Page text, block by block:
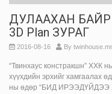
ДУЛААХАН
3D Plan ЗУРАГ
2016-08-16 By
“Твинхаус констракшн” ХХК
хүүхдийн эрхийг хамгаалах
ны өдөр “БИД ИРЭЭДҮЙДЭЭ